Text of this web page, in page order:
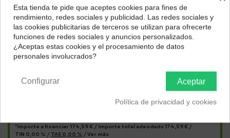
cuotas
*Importe a financiar 174,59 € / Importe total adeudado174,59 € /
TIN 0,00 % / TAE 0,00 % /Ver más
¿Dónde deseas recibir tu pedido?
Selecciona tu ubicación para mostrarte los precios e
impuestos correctos para tu región.
Esta tienda te pide que aceptes cookies para fines de
rendimiento, redes sociales y publicidad. Las redes sociales y
las cookies publicitarias de terceros se utilizan para ofrecerte
funciones de redes sociales y anuncios personalizados.
¿Aceptas estas cookies y el procesamiento de datos
personales involucrados?
Aceptar
Configurar
Política de privacidad y cookies